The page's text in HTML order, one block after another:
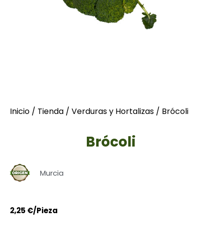
Inicio / Tienda / Verduras y Hortalizas / Brócoli
Brócoli
Murcia
2,25 €/Pieza